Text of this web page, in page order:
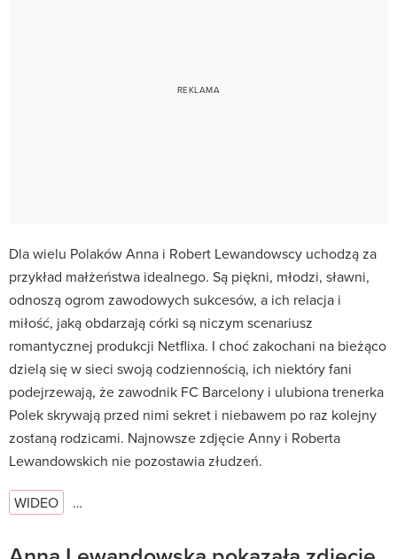
Dla wielu Polaków Anna i Robert Lewandowscy uchodzą za
przykład małżeństwa idealnego. Są piękni, młodzi, sławni,
odnoszą ogrom zawodowych sukcesów, a ich relacja i
miłość, jaką obdarzają córki są niczym scenariusz
romantycznej produkcji Netflixa. I choć zakochani na bieżąco
dzielą się w sieci swoją codziennością, ich niektóry fani
podejrzewają, że zawodnik FC Barcelony i ulubiona trenerka
Polek skrywają przed nimi sekret i niebawem po raz kolejny
zostaną rodzicami. Najnowsze zdjęcie Anny i Roberta
Lewandowskich nie pozostawia złudzeń.
WIDEO …